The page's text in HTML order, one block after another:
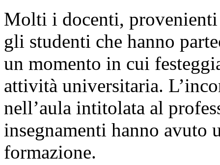
Molti i docenti,
gli studenti che hanno
un momento in cui
attività universitaria.
nell’aula intitolata al
insegnamenti hanno avuto
formazione.